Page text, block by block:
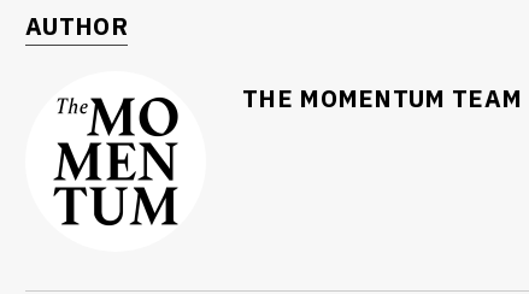
AUTHOR
THE MOMENTUM TEAM